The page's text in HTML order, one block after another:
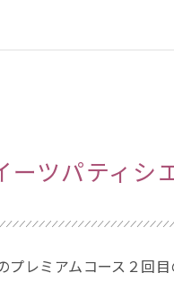
ーツパティシ
レミアムコース２回目